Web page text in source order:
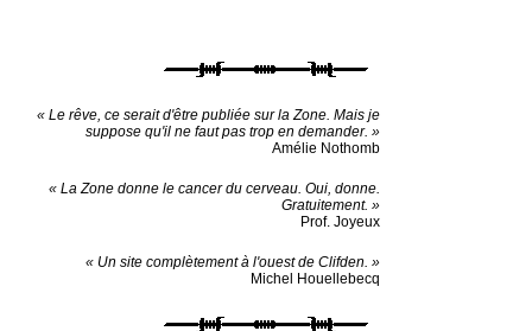
« Le rêve, ce serait d'être publiée sur la Zone. Mais je
suppose qu'il ne faut pas trop en demander. »
Amélie Nothomb
« La Zone donne le cancer du cerveau. Oui, donne.
Gratuitement. »
Prof. Joyeux
« Un site complètement à l'ouest de Clifden. »
Michel Houellebecq